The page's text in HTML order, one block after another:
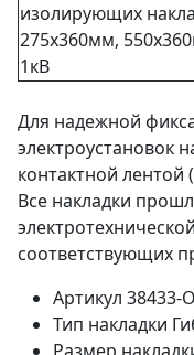
изолирующих
275х360мм,
1кВ
Для надежной
электроустановок
контактной лентой
Все накладки
соответствующих
Артикул 38433-
Тип накладки